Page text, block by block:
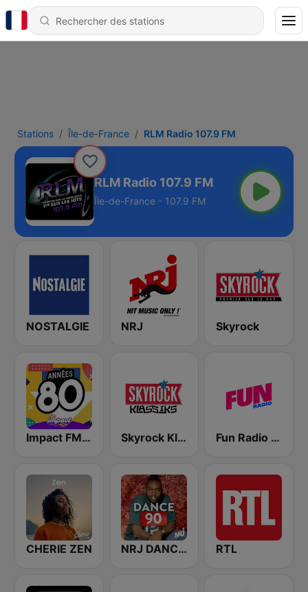
Stations Île-de-France RLM Radio 107.9 FM
RLM Radio 107.9 FM
Île-de-France - 107.9 FM
NOSTALGIE NRJ Skyrock
Impact FM - Années 80 Skyrock Klassiks Fun Radio FRANCE
CHERIE ZEN NRJ DANCE 90 RTL